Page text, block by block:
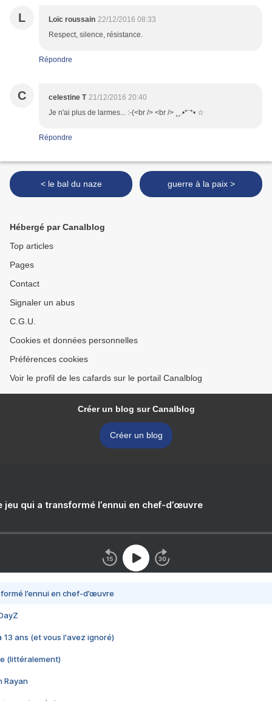
L Loïc roussain 22/12/2016 08:33
Respect, silence, résistance.
Répondre
C celestine T 21/12/2016 20:40
Je n'ai plus de larmes... :-(<br /> <br /> ¸¸.•*¨*• ☆
Répondre
< le bal du naze guerre à la paix >
Hébergé par Canalblog
Top articles
Pages
Contact
Signaler un abus
C.G.U.
Cookies et données personnelles
Préférences cookies
Voir le profil de les cafards sur le portail Canalblog
Créer un blog sur Canalblog
Créer un blog
jeu qui a transformé l’ennui en chef-d’œuvre
l’ennui en chef-d’œuvre
13 ans (et vous l'avez ignoré)
(littéralement)
Rayan